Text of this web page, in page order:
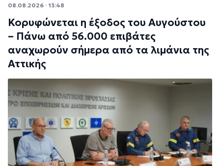
08.08.2026 · 13:48
Κορυφώνεται η έξοδος του Αυγούστου
– Πάνω από 56.000 επιβάτες
αναχωρούν σήμερα από τα λιμάνια της
Αττικής